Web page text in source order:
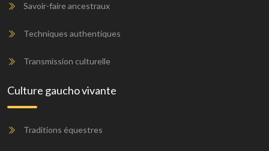
Savoir-faire ancestraux
Techniques authentiques
Transmission culturelle
Culture gaucho vivante
Traditions équestres